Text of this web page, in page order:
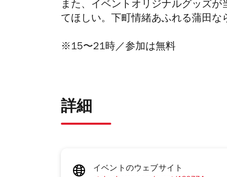
また、イベントオリジナルグッズ
てほしい。下町情緒あふれる蒲田な
※15〜21時／参加は無料
詳細
イベントのウェブサイト